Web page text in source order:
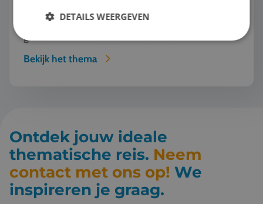
beleven! Stap met hen in de wereld van
gastronomie en ontdek hoe service een
kunstvorm wordt. Van w...
Bekijk het thema
Ontdek jouw ideale
thematische reis. Neem
contact met ons op! We
inspireren je graag.
DETAILS WEERGEVEN